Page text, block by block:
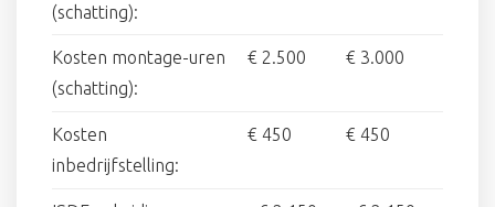
(schatting):
Kosten montage-uren
(schatting):
€ 2.500 € 3.000
Kosten
inbedrijfstelling:
€ 450 € 450